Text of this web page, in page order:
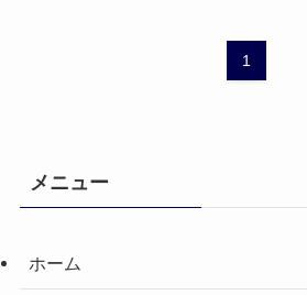
1
メニュー
ホーム